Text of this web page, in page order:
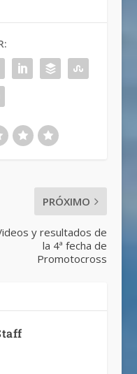
PRÓXIMO
y resultados de
la 4ª fecha de
Promotocross